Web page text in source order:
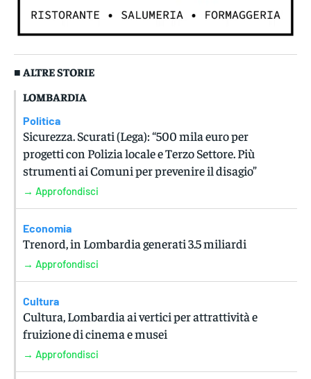
■ ALTRE STORIE
LOMBARDIA
Politica
Sicurezza. Scurati (Lega): “500 mila euro per
progetti con Polizia locale e Terzo Settore. Più
strumenti ai Comuni per prevenire il disagio”
→ Approfondisci
Economia
Trenord, in Lombardia generati 3.5 miliardi
→ Approfondisci
Cultura
Cultura, Lombardia ai vertici per attrattività e
fruizione di cinema e musei
→ Approfondisci